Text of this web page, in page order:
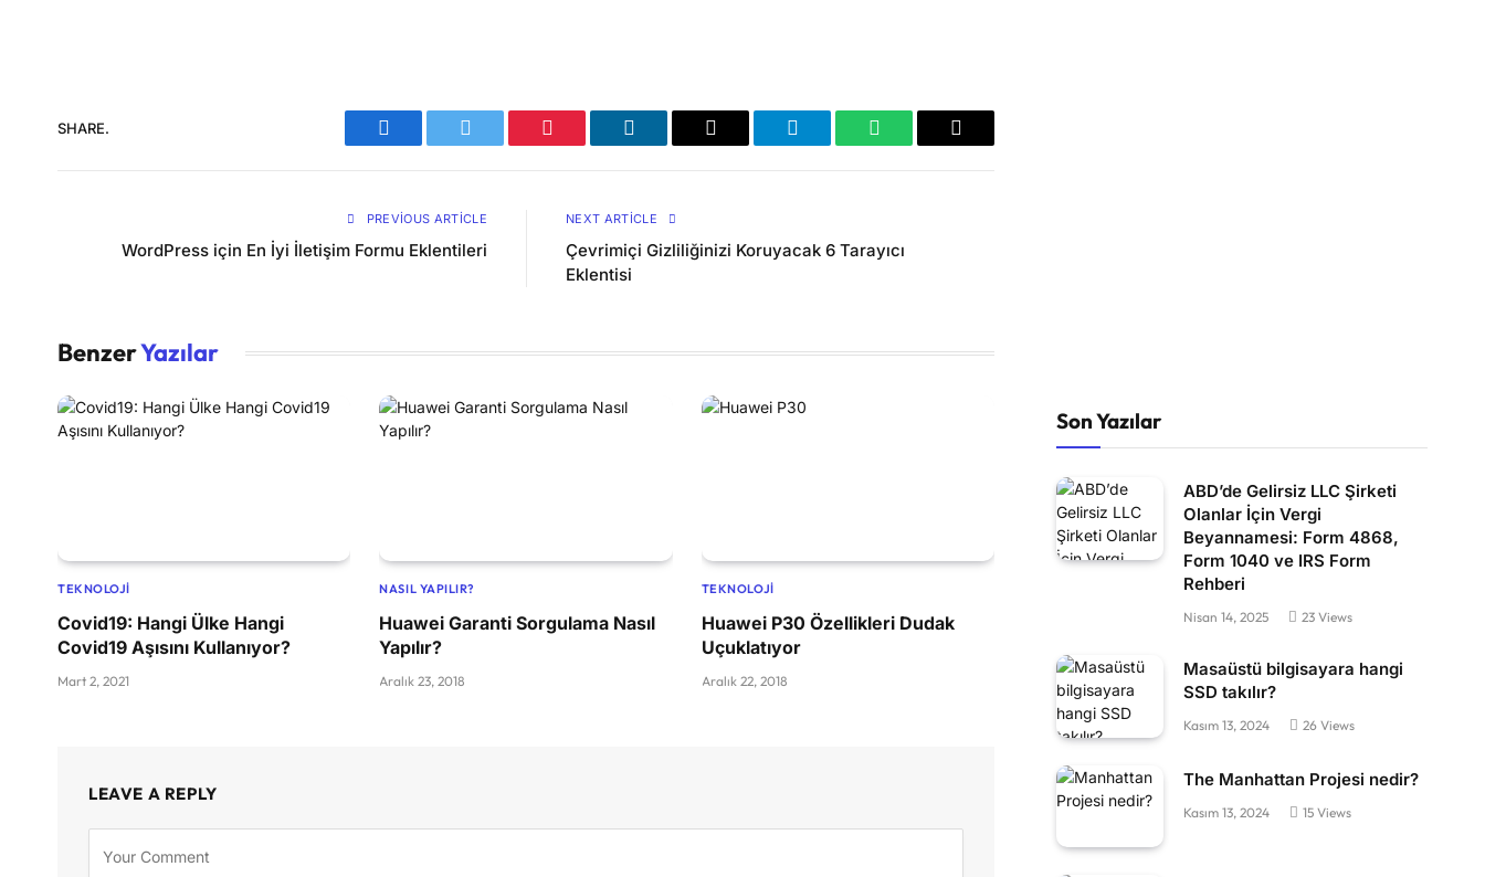
SHARE.
Facebook Twitter Pinterest LinkedIn Email Telegram WhatsAppCopy
PREVIOUS ARTICLE
WordPress için En İyi İletişim Formu Eklentileri
NEXT ARTICLE
Çevrimiçi Gizliliğinizi Koruyacak 6 Tarayıcı
Eklentisi
BenzerYazılar
TEKNOLOJI
Covid19: Hangi Ülke Hangi
Covid19 Aşısını Kullanıyor?
Mart 2, 2021
NASIL YAPILIR?
Huawei Garanti Sorgulama Nasıl
Yapılır?
Aralık 23, 2018
TEKNOLOJI
Huawei P30 Özellikleri Dudak
Uçuklatıyor
Aralık 22, 2018
LEAVE A REPLY
Son Yazılar
ABD’de Gelirsiz LLC Şirketi
Olanlar İçin Vergi
Beyannamesi: Form 4868,
Form 1040 ve IRS Form
Rehberi
Nisan 14, 2025 23 Views
Masaüstü bilgisayara hangi
SSD takılır?
Kasım 13, 2024 26 Views
The Manhattan Projesi nedir?
Kasım 13, 2024 15 Views